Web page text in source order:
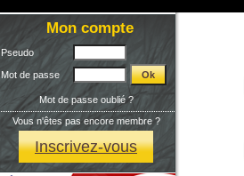
Mon compte
Pseudo
Mot de passe
Mot de passe oublié ?
Vous n'êtes pas encore membre ?
Inscrivez-vous